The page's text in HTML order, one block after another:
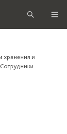
хранения и
Сотрудники